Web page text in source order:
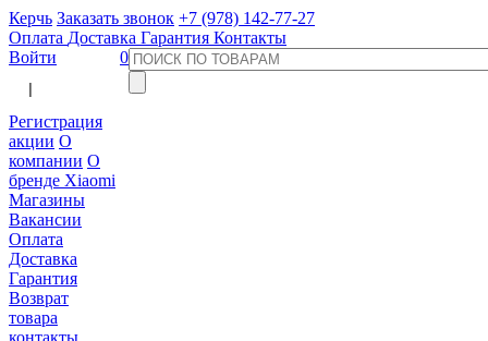
Керчь Заказать звонок +7 (978) 142-77-27
Оплата Доставка Гарантия Контакты
Войти
Регистрация
акции О
компании О
бренде Xiaomi
Магазины
Вакансии
Оплата
Доставка
Гарантия
Возврат
товара
контакты
0